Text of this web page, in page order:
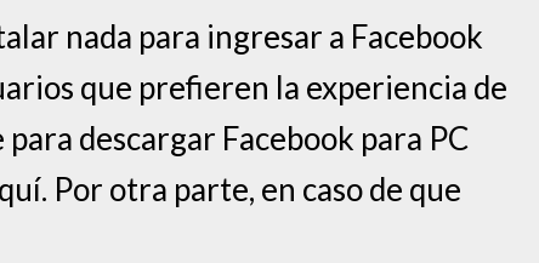
nada para ingresar a Facebook
que prefieren la experiencia de
descargar Facebook para PC
Por otra parte, en caso de que